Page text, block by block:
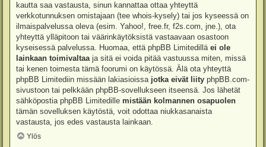
kautta saa vastausta, sinun kannattaa ottaa yhteyttä
verkkotunnuksen omistajaan (tee whois-kysely) tai jos kyseessä on
ilmaispalvelussa oleva (esim. Yahoo!, free.fr, f2s.com, jne.), ota
yhteyttä ylläpitoon tai väärinkäytöksistä vastaavaan osastoon
kyseisessä palvelussa. Huomaa, että phpBB Limitedillä ei ole
lainkaan toimivaltaaja sitä ei voida pitää vastuussa miten, missä
tai kenen toimesta tämä foorumi on käytössä. Älä ota yhteyttä
phpBB Limitediin missään lakiasioissa jotka eivät liity phpBB.com-
sivustoon tai pelkkään phpBB-sovellukseen itseensä. Jos lähetät
sähköpostia phpBB Limitedille mistään kolmannen osapuolen
tämän sovelluksen käytöstä, voit odottaa niukkasanaista
vastausta, jos edes vastausta lainkaan.
Ylös